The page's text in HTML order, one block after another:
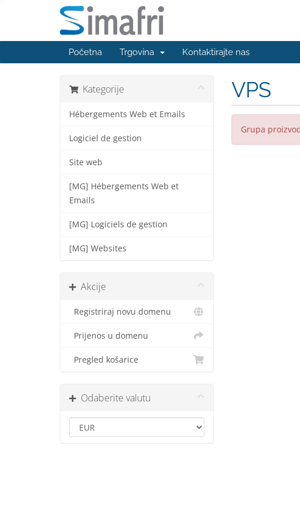
Početna Trgovina Kontaktirajte nas
Kategorije
Hébergements Web et Emails
Logiciel de gestion
Site web
[MG] Hébergements Web et
Emails
[MG] Logiciels de gestion
[MG] Websites
Akcije
Registriraj novu domenu
Prijenos u domenu
Pregled košarice
Odaberite valutu
VPS
Grupa